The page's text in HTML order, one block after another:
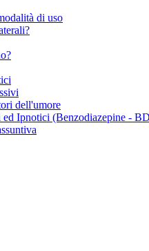
di uso
dell'umore
Ipnotici (Benzodiazepine -